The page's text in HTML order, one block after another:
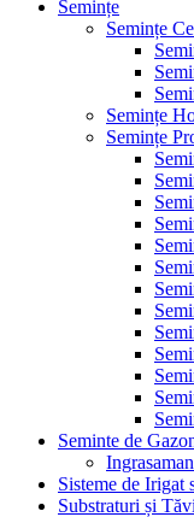
Semințe
Semințe
Semințe
Semințe
Seminte de
Sisteme de Irigat
Substraturi și Tăvi